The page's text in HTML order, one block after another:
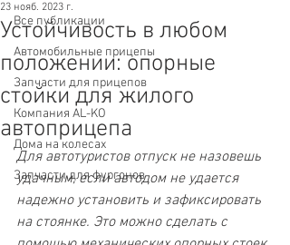
Все публикации
Автомобильные прицепы
Запчасти для прицепов
Компания AL-KO
Дома на колесах
Запчасти для фургонов
Устойчивость в любом
положении: опорные
стойки для жилого
автоприцепа
23 нояб. 2023 г.
Для автотуристов отпуск не назовешь
удачным, если автодом не удается
надежно установить и зафиксировать
на стоянке. Это можно сделать с